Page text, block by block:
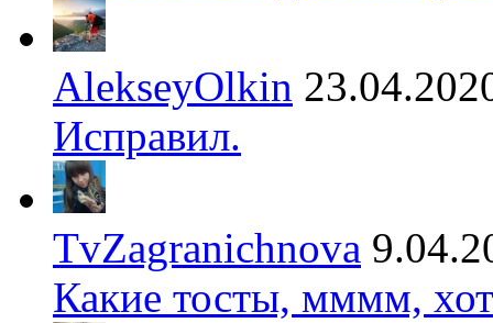
AlekseyOlkin
Исправил.
TvZagranichnova
Какие тосты, мммм,